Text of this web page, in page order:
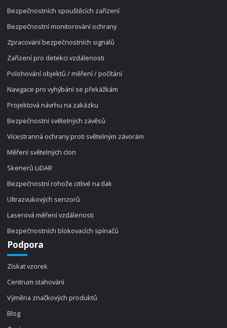
Bezpečnostních spouštěcích zařízení
Bezpečnostní monitorování ochrany
Zpracování bezpečnostních signálů
Zařízení pro detekci vzdálenosti
Polohování objektů / měření / počítání
Navigace pro vyhýbání se překážkám
Projektová návrhu na zakázku
Bezpečnostní světelných závěsů
Vícestranná ochrany proti světelným závorám
Měření světelných clon
Skenerů LiDAR
Bezpečnostní rohože citlivé na tlak
Ultrazvukových senzorů
Laserová měření vzdálenosti
Bezpečnostních blokovacích spínačů
Podpora
Získat vzorek
Centrum stahování
Výměna značkových produktů
Blog